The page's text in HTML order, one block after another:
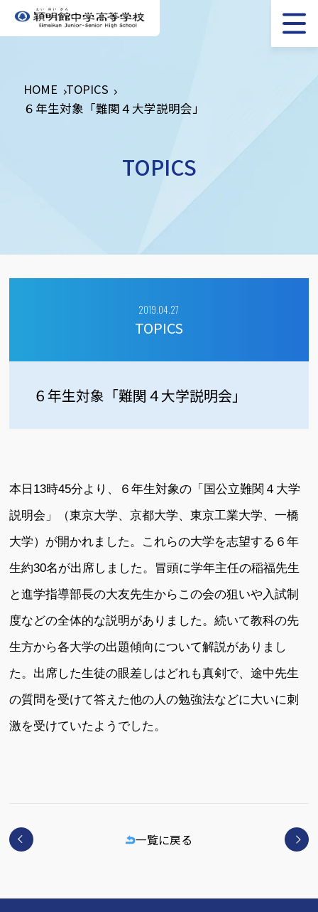
HOME TOPICS
６年生対象「難関４大学説明会」
TOPICS
2019.04.27
TOPICS
６年生対象「難関４大学説明会」
本日13時45分より、６年生対象の「国公立難関４大学
説明会」（東京大学、京都大学、東京工業大学、一橋
大学）が開かれました。これらの大学を志望する６年
生約30名が出席しました。冒頭に学年主任の稲福先生
と進学指導部長の大友先生からこの会の狙いや入試制
度などの全体的な説明がありました。続いて教科の先
生方から各大学の出題傾向について解説がありまし
た。出席した生徒の眼差しはどれも真剣で、途中先生
の質問を受けて答えた他の人の勉強法などに大いに刺
激を受けていたようでした。
一覧に戻る